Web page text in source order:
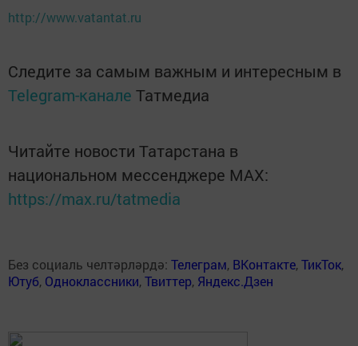
http://www.vatantat.ru
Следите за самым важным и интересным в
Telegram-канале Татмедиа
Читайте новости Татарстана в
национальном мессенджере MАХ:
https://max.ru/tatmedia
Без социаль челтәрләрдә: Телеграм, ВКонтакте,ТикТок,
Ютуб, Одноклассники,Твиттер, Яндекс.Дзен